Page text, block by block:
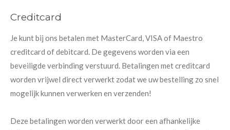
Creditcard
Je kunt bij ons betalen met MasterCard, VISA of Maestro
creditcard of debitcard. De gegevens worden via een
beveiligde verbinding verstuurd. Betalingen met creditcard
worden vrijwel direct verwerkt zodat we uw bestelling zo snel
mogelijk kunnen verwerken en verzenden!
Deze betalingen worden verwerkt door een afhankelijke